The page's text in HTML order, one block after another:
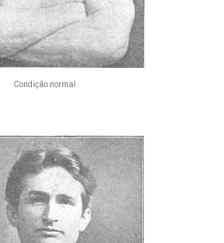
Condição normal